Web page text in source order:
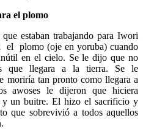
el plomo
estaban trabajando para Iwori
plomo (oje en yoruba) cuando
en el cielo. Se le dijo que no
que llegara a la tierra. Se le
moriría tan pronto como llegara a
awoses le dijeron que hiciera
un buitre. El hizo el sacrificio y
que sobrevivió a todos aquellos